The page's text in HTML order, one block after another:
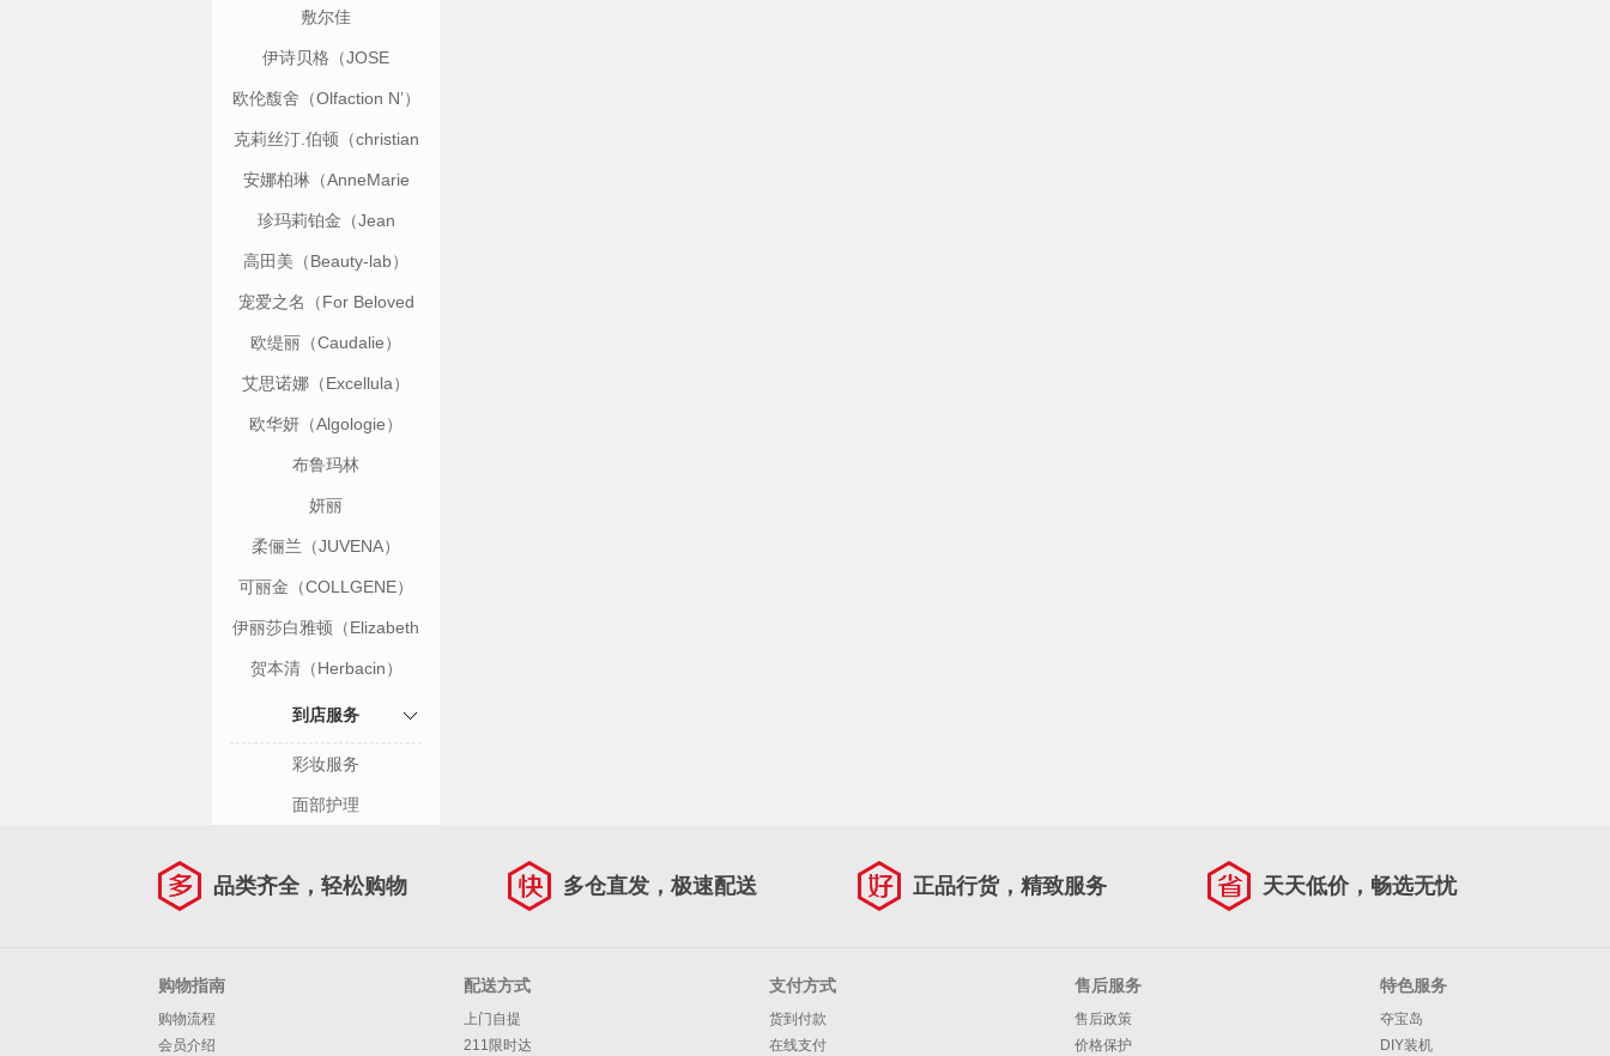
敷尔佳
伊诗贝格（JOSE
欧伦馥舍（Olfaction N’）
克莉丝汀.伯顿（christian
breton）
安娜柏琳（AnneMarie
Borlind）
珍玛莉铂金（Jean
高田美（Beauty-lab）
宠爱之名（For Beloved
欧缇丽（Caudalie）
艾思诺娜（Excellula）
欧华妍（Algologie）
布鲁玛林
妍丽
柔俪兰（JUVENA）
可丽金（COLLGENE）
伊丽莎白雅顿（Elizabeth
Arden）
贺本清（Herbacin）
到店服务
彩妆服务
面部护理
品类齐全，轻松购物 多仓直发，极速配送 正品行货，精致服务 天天低价，畅选无忧
购物指南
购物流程
会员介绍
配送方式
上门自提
211限时达
支付方式
货到付款
在线支付
售后服务
售后政策
价格保护
特色服务
夺宝岛
DIY装机